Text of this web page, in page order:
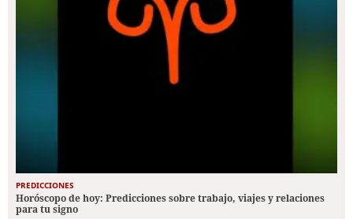
PREDICCIONES
Horóscopo de hoy: Predicciones sobre trabajo, viajes y relaciones
para tu signo